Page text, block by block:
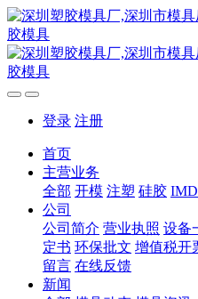
登录 注册
首页
主营业务
全部 开模 注塑 硅胶
公司
公司简介 营业执照 设备
定书 环保批文 增值税开
留言 在线反馈
新闻